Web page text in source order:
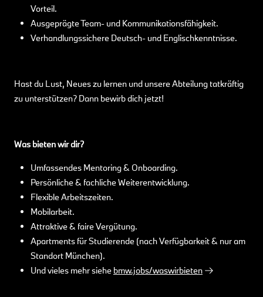
Vorteil.
Ausgeprägte Team- und Kommunikationsfähigkeit.
Verhandlungssichere Deutsch- und Englischkenntnisse.
Hast du Lust, Neues zu lernen und unsere Abteilung tatkräftig
zu unterstützen? Dann bewirb dich jetzt!
Was bieten wir dir?
Umfassendes Mentoring & Onboarding.
Persönliche & fachliche Weiterentwicklung.
Flexible Arbeitszeiten.
Mobilarbeit.
Attraktive & faire Vergütung.
Apartments für Studierende (nach Verfügbarkeit & nur am
Standort München).
Und vieles mehr siehe bmw.jobs/waswirbieten